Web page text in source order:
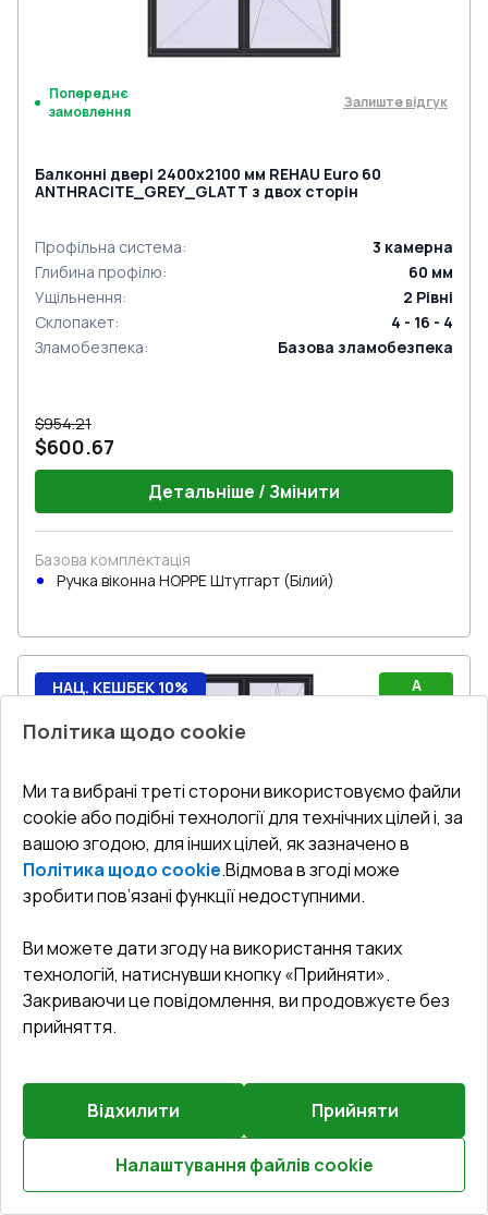
Розрахуй онлайн
Попереднє
замовлення
Залиште відгук
Балконні двері 2400x2100 мм REHAU Euro 60
ANTHRACITE_GREY_GLATT з двох сторін
Профільна система: 3 камерна
Глибина профілю: 60 мм
Ущільнення: 2 Рівні
Склопакет:
4 - 16 - 4
Зламобезпека: Базова зламобезпека
$954.21
$600.67
Детальніше / Змінити
Базова комплектація
Ручка віконна HOPPE Штутгарт (Білий)
A
НАЦ. КЕШБЕК 10%
Попереднє
Залиште відгук
Балконні двері 1725x2400 мм REHAU SYNEGO MD
BLACK_ULTI-MATT з двох сторін
Профільна система
Склопакет:
4 LE - P 16 Ar - 4 - P 14 Ar - 4 LE
Зламобезпека:
Антизламна фурнітура RC2
(WINKHAUS)
Політика щодо cookie
Ми та вибрані треті сторони використовуємо файли
cookie або подібні технології для технічних цілей і, за
вашою згодою, для інших цілей, як зазначено в
Політика щодо cookie.Відмова в згоді може
зробити пов’язані функції недоступними.
Ви можете дати згоду на використання таких
технологій, натиснувши кнопку «Прийняти».
Закриваючи це повідомлення, ви продовжуєте без
прийняття.
Відхилити Прийняти
Налаштування файлів cookie